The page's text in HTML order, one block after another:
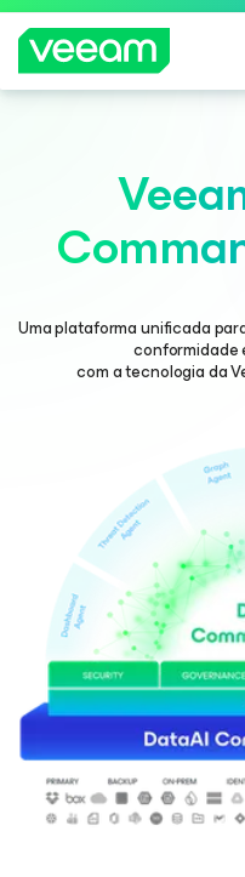
pela atualização
MAIS
Uma plataforma unificada
conformidade
com a tecnologia da